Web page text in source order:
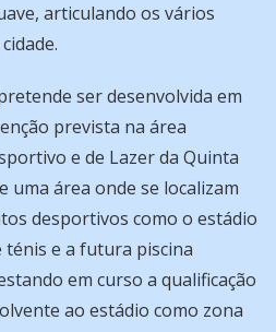
articulando os vários
ser desenvolvida em
prevista na área
e de Lazer da Quinta
uma área onde se localizam
desportivos como o estádio
ténis e a futura piscina
em curso a qualificação
ao estádio como zona